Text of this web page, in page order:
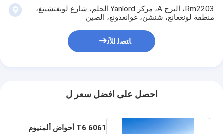
Rm2203، البرج A، مركز Yanlord الحلم، شارع لونغتشينغ،
منطقة لونغغانغ، شنشن، غوانغدونغ، الصين
ﺎﺘﺼﻟ ﺍﻶﻧ
احصل على افضل سعر ل
6061 T6 أحواض ألمنيوم